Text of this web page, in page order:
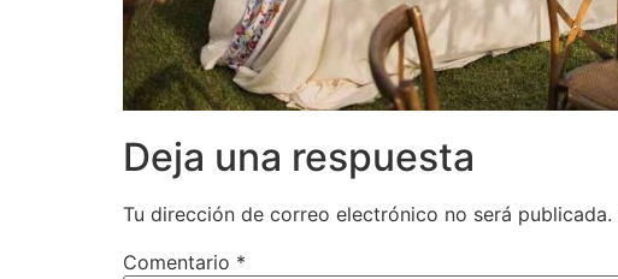
Deja una respuesta
Tu dirección de correo electrónico no será publicada.
Comentario *